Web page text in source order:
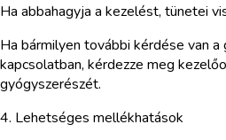
Ha abbahagyja a kezelést, tünetei
Ha bármilyen további kérdése van
kapcsolatban, kérdezze meg
gyógyszerészét.
4. Lehetséges mellékhatások